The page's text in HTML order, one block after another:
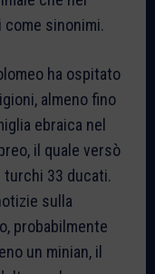
sinonimi.
ha ospitato
almeno fino
ebraica nel
il quale versò
33 ducati.
sulla
probabilmente
un minian, il